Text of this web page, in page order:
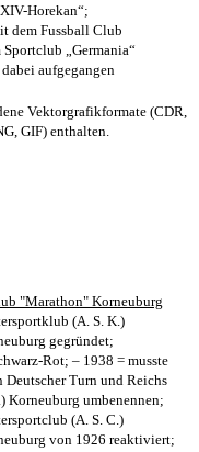
Horekan“;
dem Fussball Club
„Germania“
aufgegangen
Vektorgrafikformate (CDR,
GIF) enthalten.
"Marathon" Korneuburg
(A. S. K.)
gegründet;
Rot; – 1938 = musste
Deutscher Turn und Reichs
Korneuburg umbenennen;
(A. S. C.)
von 1926 reaktiviert;